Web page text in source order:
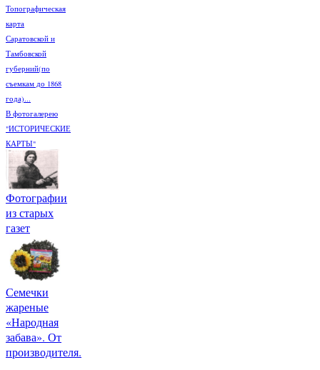
Топографическая
карта
Саратовской и
Тамбовской
губерний(по
съемкам до 1868
года)...
В фотогалерею
"ИСТОРИЧЕСКИЕ
КАРТЫ"
Фотографии
из старых
газет
Семечки
жареные
«Народная
забава». От
производителя.